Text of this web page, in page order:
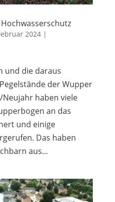
2024|
und die daraus
der Wupper
haben viele
an das
und einige
Das haben
aus...